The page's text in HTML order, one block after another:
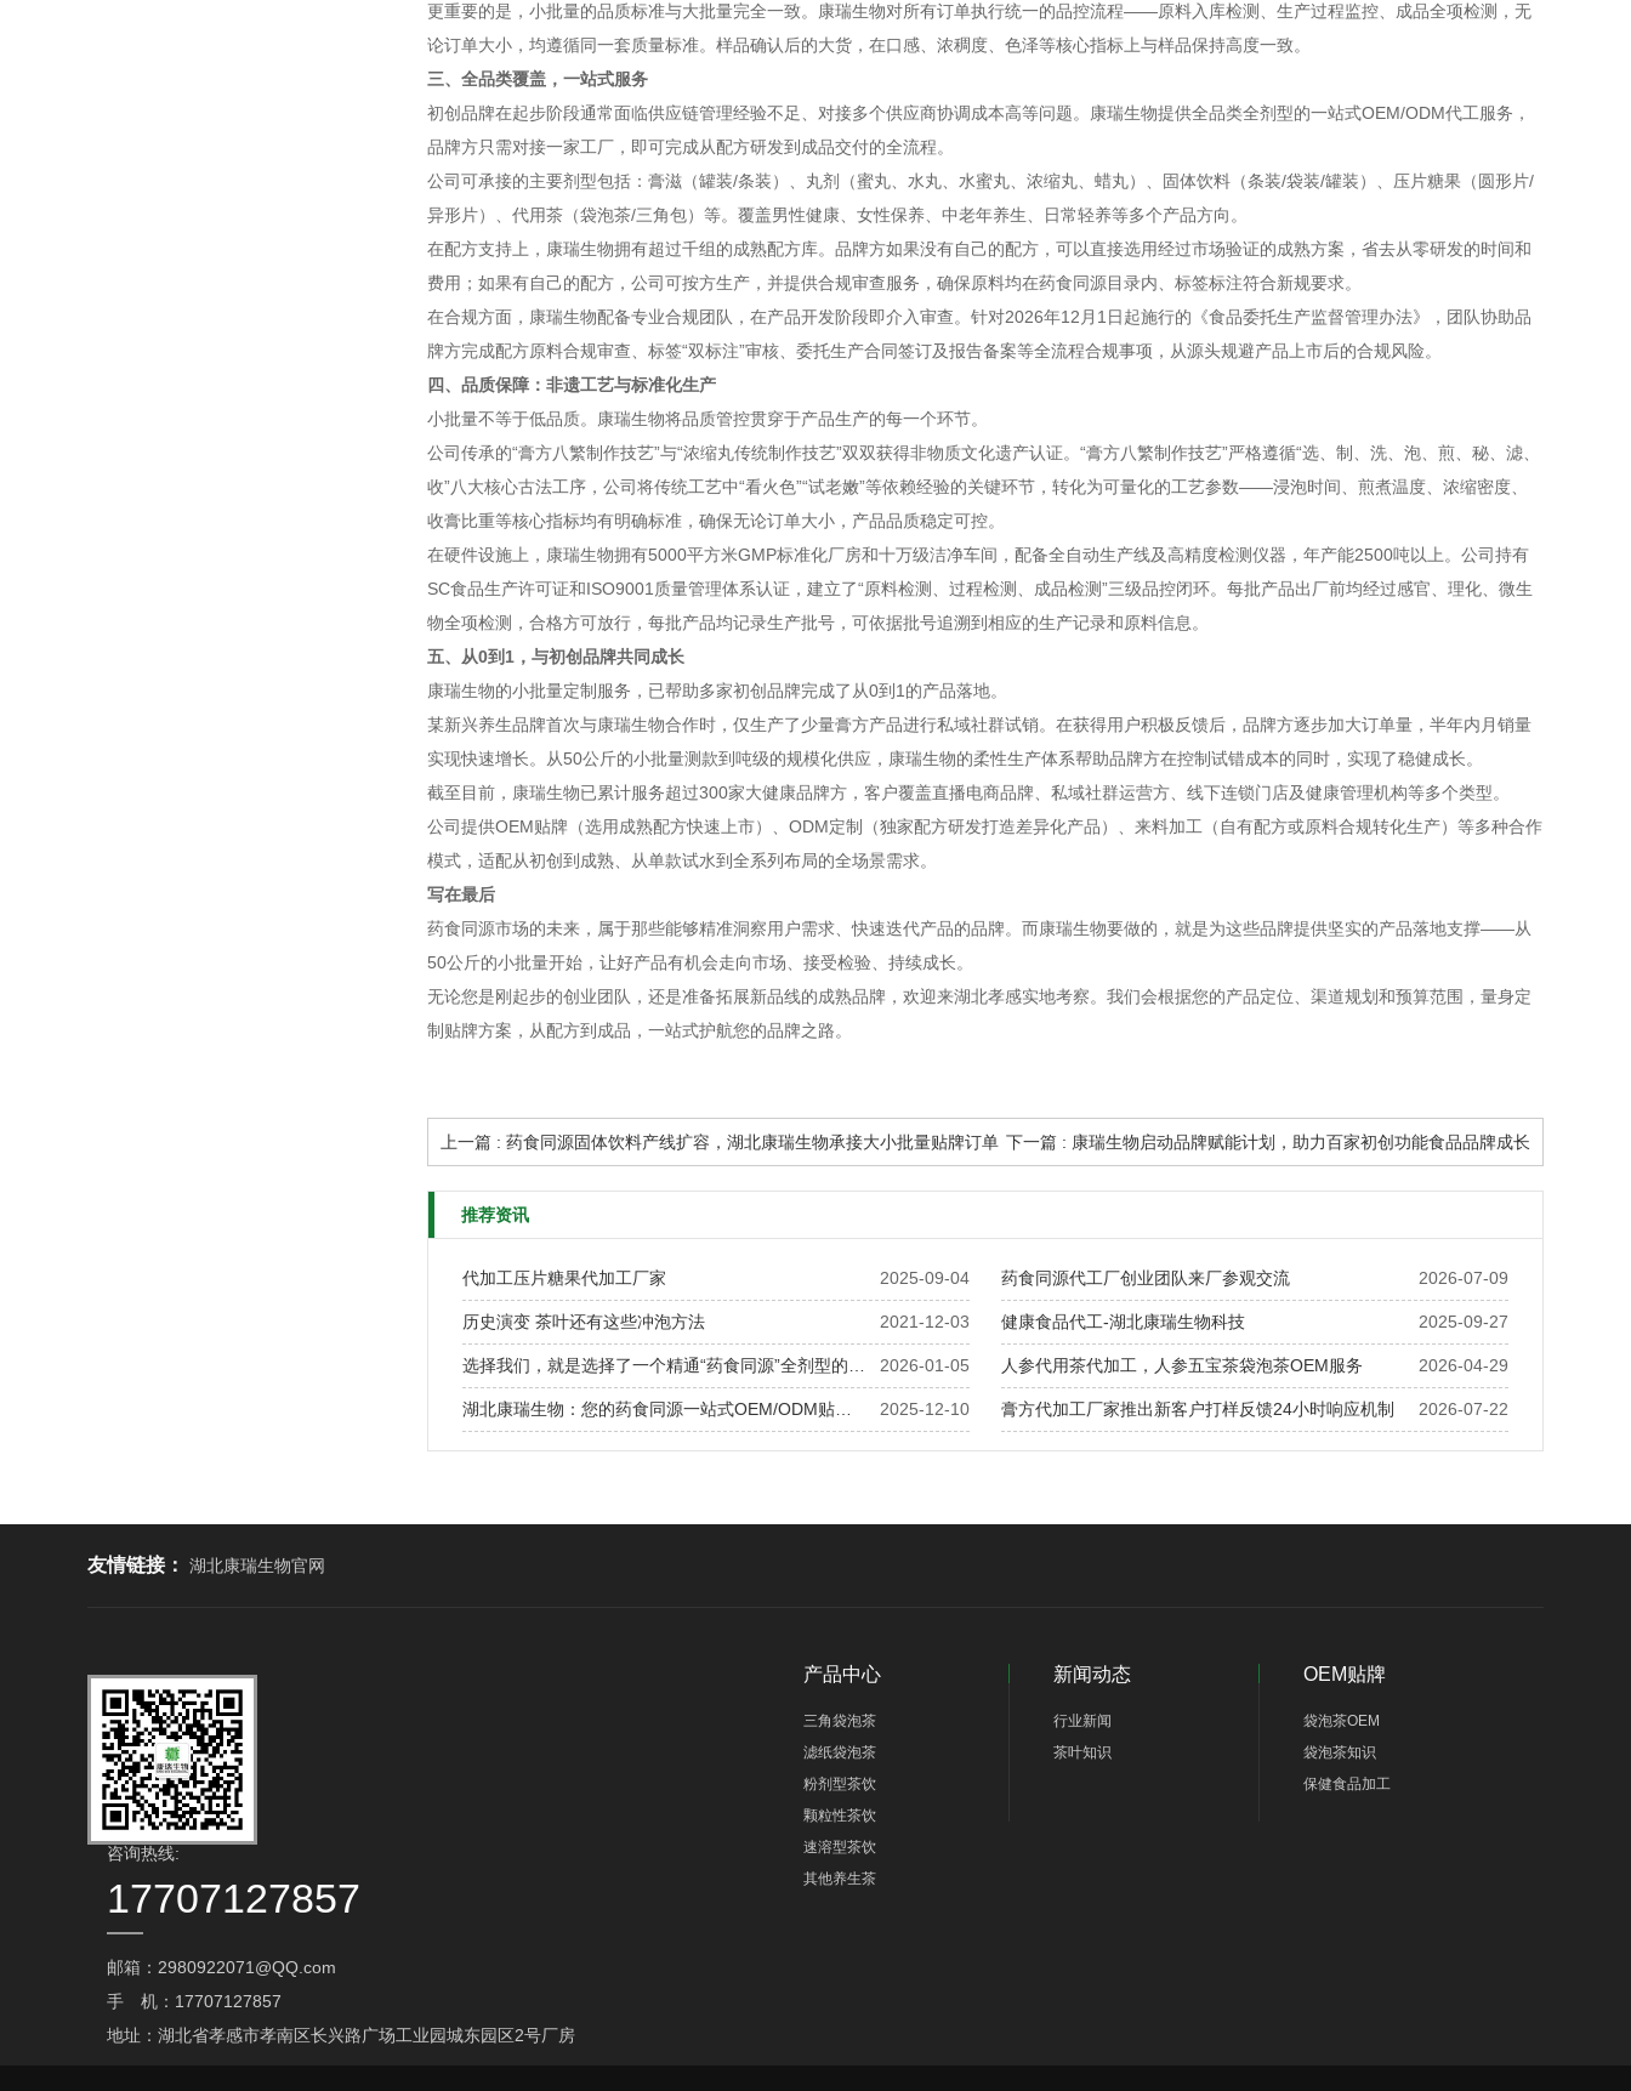
更重要的是，小批量的品质标准与大批量完全一致。康瑞生物对所有订单执行统一的品控流程——原料入库检测、生产过程监控、成品全项检测，无
论订单大小，均遵循同一套质量标准。样品确认后的大货，在口感、浓稠度、色泽等核心指标上与样品保持高度一致。
三、全品类覆盖，一站式服务
初创品牌在起步阶段通常面临供应链管理经验不足、对接多个供应商协调成本高等问题。康瑞生物提供全品类全剂型的一站式OEM/ODM代工服务，
品牌方只需对接一家工厂，即可完成从配方研发到成品交付的全流程。
公司可承接的主要剂型包括：膏滋（罐装/条装）、丸剂（蜜丸、水丸、水蜜丸、浓缩丸、蜡丸）、固体饮料（条装/袋装/罐装）、压片糖果（圆形片/
异形片）、代用茶（袋泡茶/三角包）等。覆盖男性健康、女性保养、中老年养生、日常轻养等多个产品方向。
在配方支持上，康瑞生物拥有超过千组的成熟配方库。品牌方如果没有自己的配方，可以直接选用经过市场验证的成熟方案，省去从零研发的时间和
费用；如果有自己的配方，公司可按方生产，并提供合规审查服务，确保原料均在药食同源目录内、标签标注符合新规要求。
在合规方面，康瑞生物配备专业合规团队，在产品开发阶段即介入审查。针对2026年12月1日起施行的《食品委托生产监督管理办法》，团队协助品
牌方完成配方原料合规审查、标签“双标注”审核、委托生产合同签订及报告备案等全流程合规事项，从源头规避产品上市后的合规风险。
四、品质保障：非遗工艺与标准化生产
小批量不等于低品质。康瑞生物将品质管控贯穿于产品生产的每一个环节。
公司传承的“膏方八繁制作技艺”与“浓缩丸传统制作技艺”双双获得非物质文化遗产认证。“膏方八繁制作技艺”严格遵循“选、制、洗、泡、煎、秘、滤、
收”八大核心古法工序，公司将传统工艺中“看火色”“试老嫩”等依赖经验的关键环节，转化为可量化的工艺参数——浸泡时间、煎煮温度、浓缩密度、
收膏比重等核心指标均有明确标准，确保无论订单大小，产品品质稳定可控。
在硬件设施上，康瑞生物拥有5000平方米GMP标准化厂房和十万级洁净车间，配备全自动生产线及高精度检测仪器，年产能2500吨以上。公司持有
SC食品生产许可证和ISO9001质量管理体系认证，建立了“原料检测、过程检测、成品检测”三级品控闭环。每批产品出厂前均经过感官、理化、微生
物全项检测，合格方可放行，每批产品均记录生产批号，可依据批号追溯到相应的生产记录和原料信息。
五、从0到1，与初创品牌共同成长
康瑞生物的小批量定制服务，已帮助多家初创品牌完成了从0到1的产品落地。
某新兴养生品牌首次与康瑞生物合作时，仅生产了少量膏方产品进行私域社群试销。在获得用户积极反馈后，品牌方逐步加大订单量，半年内月销量
实现快速增长。从50公斤的小批量测款到吨级的规模化供应，康瑞生物的柔性生产体系帮助品牌方在控制试错成本的同时，实现了稳健成长。
截至目前，康瑞生物已累计服务超过300家大健康品牌方，客户覆盖直播电商品牌、私域社群运营方、线下连锁门店及健康管理机构等多个类型。
公司提供OEM贴牌（选用成熟配方快速上市）、ODM定制（独家配方研发打造差异化产品）、来料加工（自有配方或原料合规转化生产）等多种合作
模式，适配从初创到成熟、从单款试水到全系列布局的全场景需求。
写在最后
药食同源市场的未来，属于那些能够精准洞察用户需求、快速迭代产品的品牌。而康瑞生物要做的，就是为这些品牌提供坚实的产品落地支撑——从
50公斤的小批量开始，让好产品有机会走向市场、接受检验、持续成长。
无论您是刚起步的创业团队，还是准备拓展新品线的成熟品牌，欢迎来湖北孝感实地考察。我们会根据您的产品定位、渠道规划和预算范围，量身定
制贴牌方案，从配方到成品，一站式护航您的品牌之路。
上一篇 : 药食同源固体饮料产线扩容，湖北康瑞生物承接大小批量贴牌订单 下一篇 : 康瑞生物启动品牌赋能计划，助力百家初创功能食品品牌成长
推荐资讯
2025-09-04
代加工压片糖果代加工厂家 2026-07-09
药食同源代工厂创业团队来厂参观交流
2021-12-03
历史演变 茶叶还有这些冲泡方法 2025-09-27
健康食品代工-湖北康瑞生物科技
2026-01-05 2026-04-29
人参代用茶代加工，人参五宝茶袋泡茶OEM服务
2025-12-10 2026-07-22
膏方代加工厂家推出新客户打样反馈24小时响应机制
友情链接： 湖北康瑞生物官网
咨询热线:
17707127857
邮箱：2980922071@QQ.com‬
手 机：17707127857
地址：湖北省孝感市孝南区长兴路广场工业园城东园区2号厂房
产品中心
三角袋泡茶
滤纸袋泡茶
粉剂型茶饮
颗粒性茶饮
速溶型茶饮
其他养生茶
新闻动态
行业新闻
茶叶知识
OEM贴牌
袋泡茶OEM
袋泡茶知识
保健食品加工